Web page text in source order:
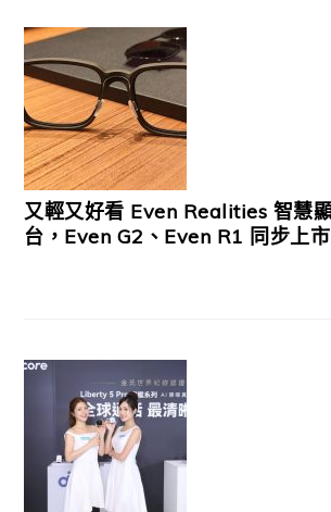
又輕又好看 Even Realities 智慧
台，Even G2、Even R1 同步上市